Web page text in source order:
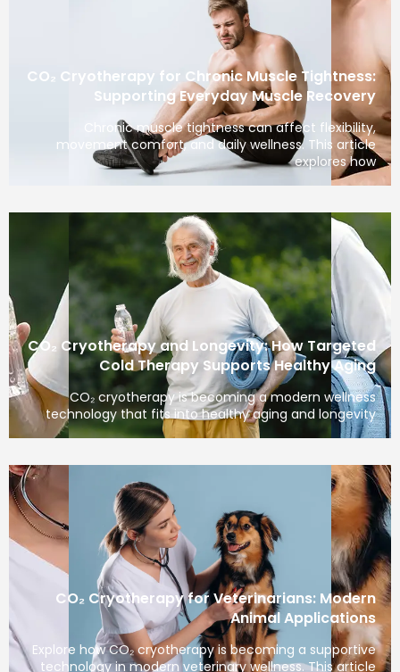
CO₂ Cryotherapy for Chronic Muscle Tightness:
Supporting Everyday Muscle Recovery
Chronic muscle tightness can affect flexibility,
movement comfort, and daily wellness. This article
explores how
CO₂ Cryotherapy and Longevity: How Targeted
Cold Therapy Supports Healthy Aging
CO₂ cryotherapy is becoming a modern wellness
technology that fits into healthy aging and longevity
CO₂ Cryotherapy for Veterinarians: Modern
Animal Applications
Explore how CO₂ cryotherapy is becoming a supportive
technology in modern veterinary wellness. This article